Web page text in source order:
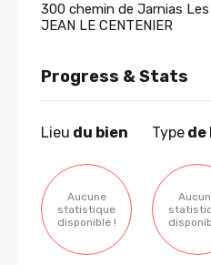
300 chemin de Jarnias
JEAN LE CENTENIER
Progress & Stats
Lieu du bien
Aucune
statistique
disponible !
Type de